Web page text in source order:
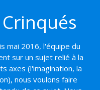
mai 2016, l'équipe du
sur un sujet relié à la
axes (l'imagination, la
nous voulons faire